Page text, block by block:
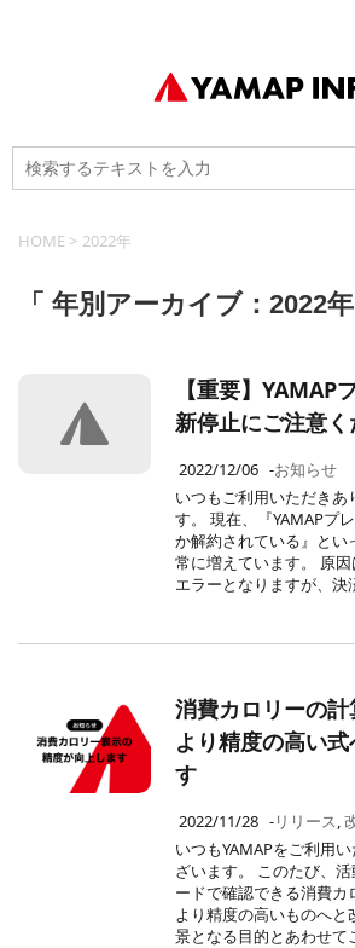
HOME > 2022年
「 年別アーカイブ：2022
【重要】YAMAP
新停止にご注意
2022/12/06 -お知らせ
いつもご利用いただきあ
す。 現在、『YAMAPプ
か解約されている』とい
常に増えています。 原
エラーとなりますが、
消費カロリーの
より精度の高い
す
2022/11/28 -リリース,
いつもYAMAPをご利用
ざいます。 このたび、
ードで確認できる消費カ
より精度の高いものへと
景となる目的とあわせ